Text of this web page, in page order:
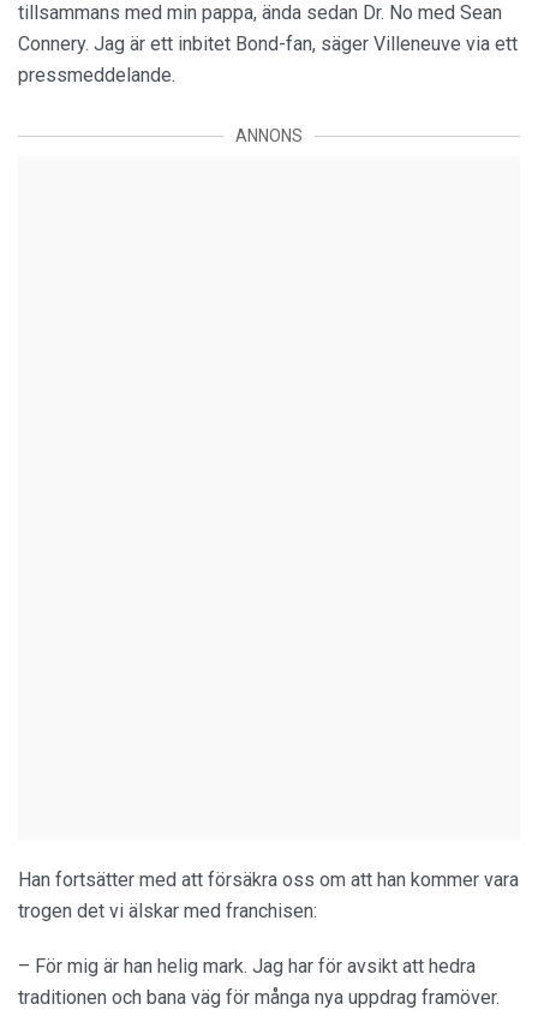
tillsammans med min pappa, ända sedan Dr. No med Sean
Connery. Jag är ett inbitet Bond-fan, säger Villeneuve via ett
pressmeddelande.
ANNONS
Han fortsätter med att försäkra oss om att han kommer vara
trogen det vi älskar med franchisen:
– För mig är han helig mark. Jag har för avsikt att hedra
traditionen och bana väg för många nya uppdrag framöver.